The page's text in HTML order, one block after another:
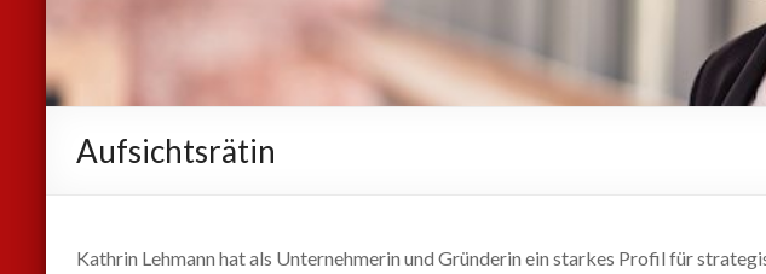
Aufsichtsrätin
Kathrin Lehmann hat als Unternehmerin und Gründerin ein starkes Profil für